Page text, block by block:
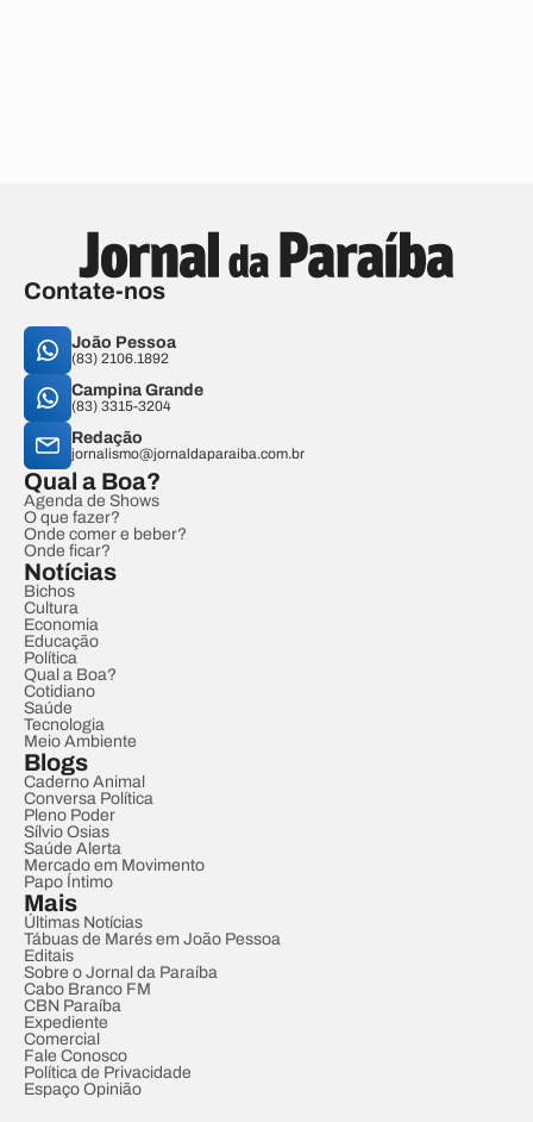
Contate-nos
João Pessoa
(83) 2106.1892
Campina Grande
(83) 3315-3204
Redação
jornalismo@jornaldaparaiba.com.br
Qual a Boa?
Agenda de Shows
O que fazer?
Onde comer e beber?
Onde ficar?
Notícias
Bichos
Cultura
Economia
Educação
Política
Qual a Boa?
Cotidiano
Saúde
Tecnologia
Meio Ambiente
Blogs
Caderno Animal
Conversa Política
Pleno Poder
Sílvio Osias
Saúde Alerta
Mercado em Movimento
Papo Íntimo
Mais
Últimas Notícias
Tábuas de Marés em João Pessoa
Editais
Sobre o Jornal da Paraíba
Cabo Branco FM
CBN Paraíba
Expediente
Comercial
Fale Conosco
Política de Privacidade
Espaço Opinião